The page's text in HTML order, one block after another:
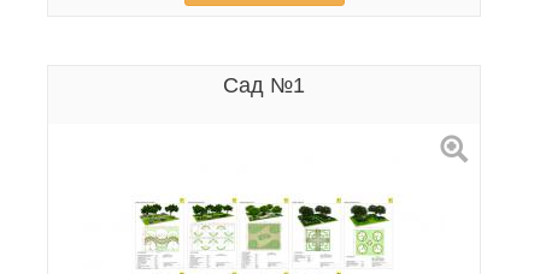
Сад №1